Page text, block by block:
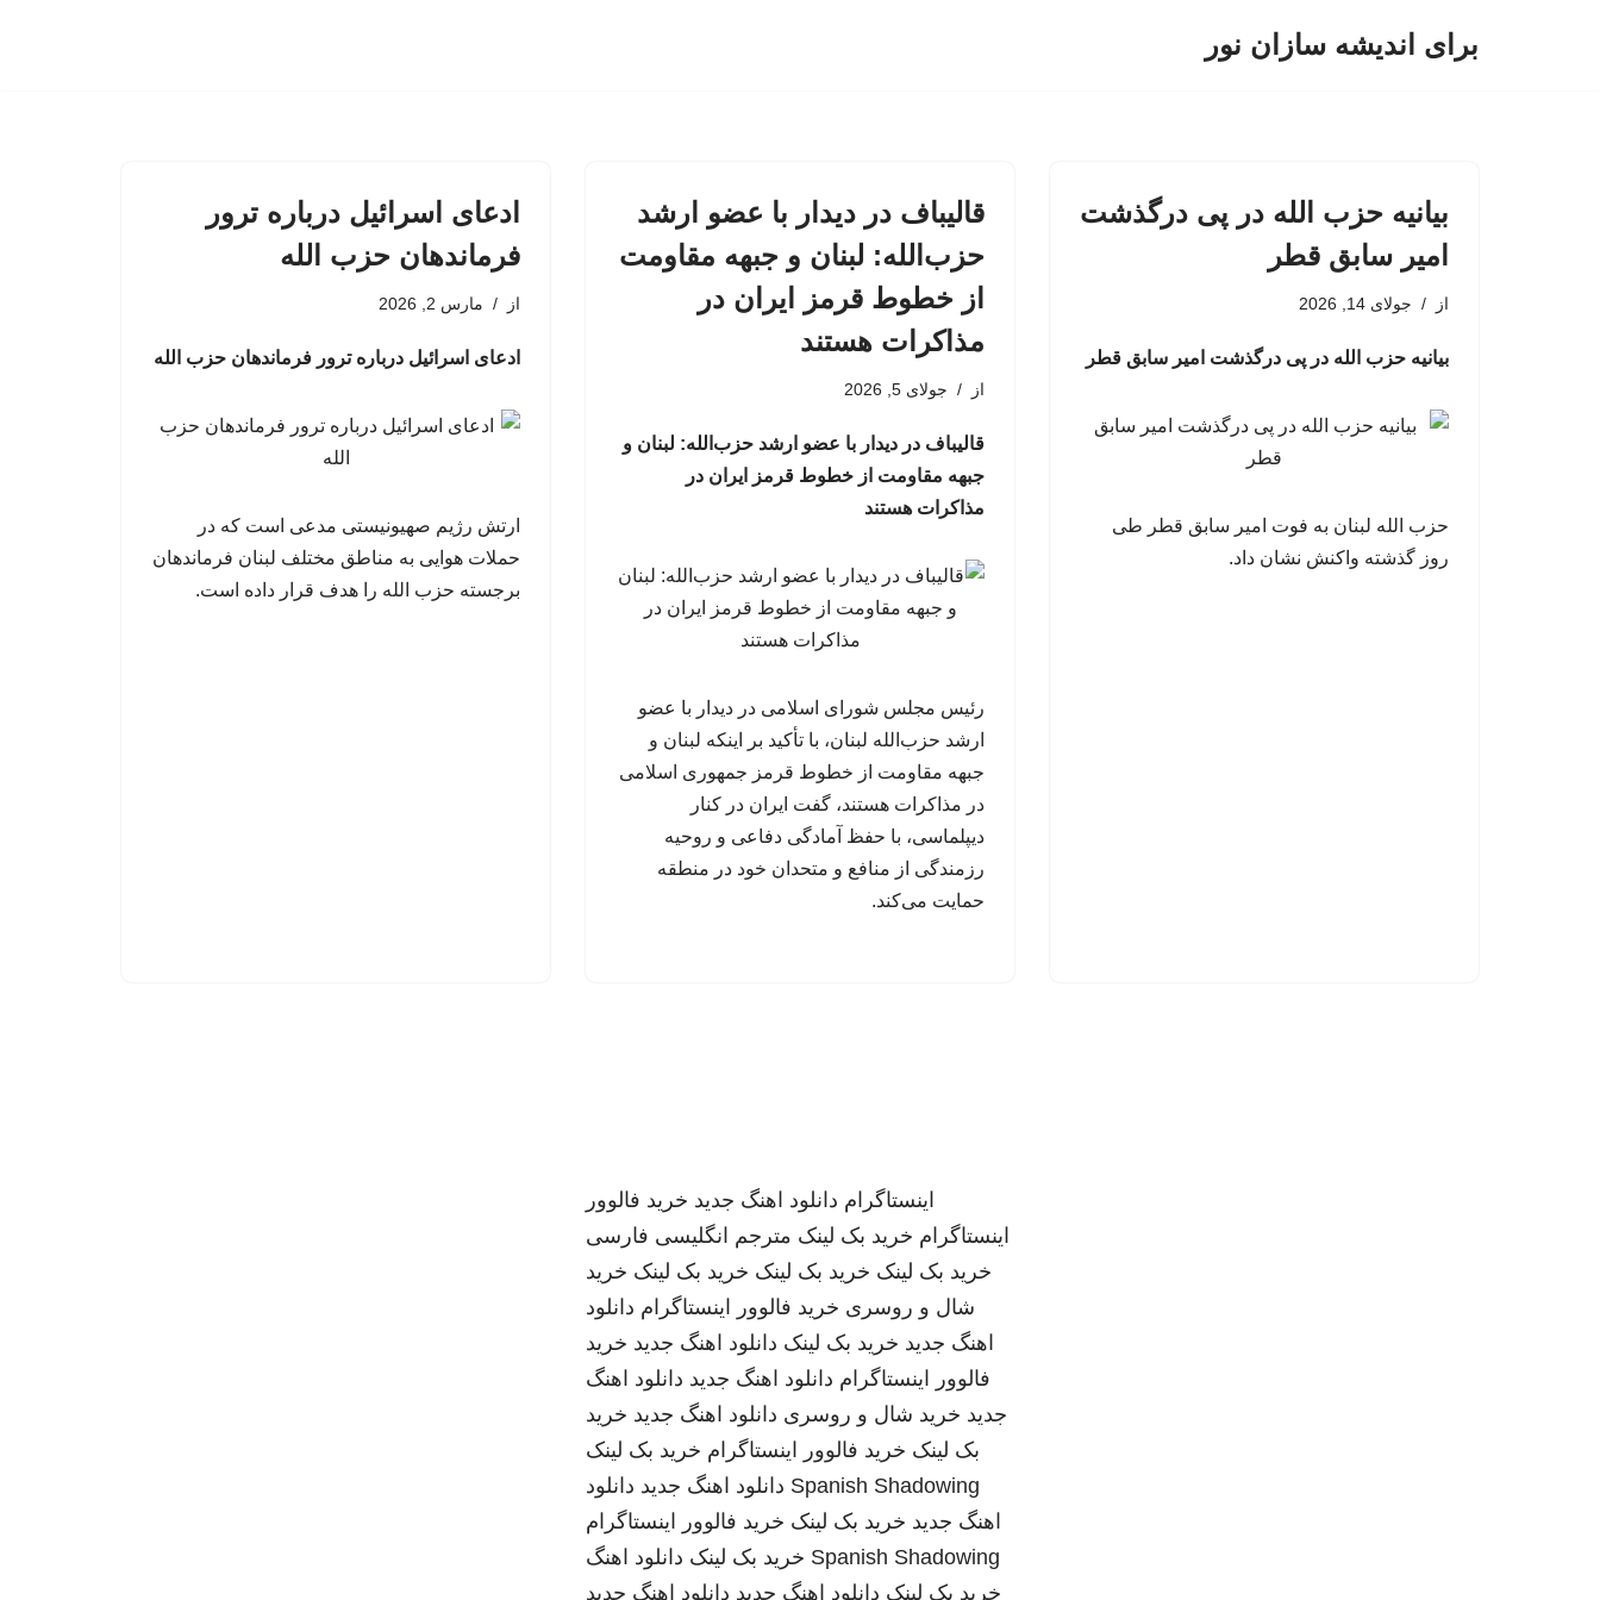
برای اندیشه سازان نور
بیانیه حزب الله در پی درگذشت
امیر سابق قطر
از جولای 14, 2026
بیانیه حزب الله در پی درگذشت امیر سابق قطر
حزب الله لبنان به فوت امیر سابق قطر طی
روز گذشته واکنش نشان داد.
قالیباف در دیدار با عضو ارشد
حزب‌الله: لبنان و جبهه مقاومت
از خطوط قرمز ایران در
مذاکرات هستند
از جولای 5, 2026
قالیباف در دیدار با عضو ارشد حزب‌الله: لبنان و
جبهه مقاومت از خطوط قرمز ایران در
مذاکرات هستند
رئیس مجلس شورای اسلامی در دیدار با عضو
ارشد حزب‌الله لبنان، با تأکید بر اینکه لبنان و
جبهه مقاومت از خطوط قرمز جمهوری اسلامی
در مذاکرات هستند، گفت ایران در کنار
دیپلماسی، با حفظ آمادگی دفاعی و روحیه
رزمندگی از منافع و متحدان خود در منطقه
حمایت می‌کند.
ادعای اسرائیل درباره ترور
فرماندهان حزب الله
از مارس 2, 2026
ادعای اسرائیل درباره ترور فرماندهان حزب الله
ارتش رژیم صهیونیستی مدعی است که در
حملات هوایی به مناطق مختلف لبنان فرماندهان
برجسته حزب الله را هدف قرار داده است.
اینستاگرام دانلود اهنگ جدید خرید فالوور
اینستاگرام خرید بک لینک مترجم انگلیسی فارسی
خرید بک لینک خرید بک لینک خرید بک لینک خرید
شال و روسری خرید فالوور اینستاگرام دانلود
اهنگ جدید خرید بک لینک دانلود اهنگ جدید خرید
فالوور اینستاگرام دانلود اهنگ جدید دانلود اهنگ
جدید خرید شال و روسری دانلود اهنگ جدید خرید
بک لینک خرید فالوور اینستاگرام خرید بک لینک
Spanish Shadowing دانلود اهنگ جدید دانلود
اهنگ جدید خرید بک لینک خرید فالوور اینستاگرام
Spanish Shadowing خرید بک لینک دانلود اهنگ
خرید بک لینک دانلود اهنگ جدید دانلود اهنگ جدید